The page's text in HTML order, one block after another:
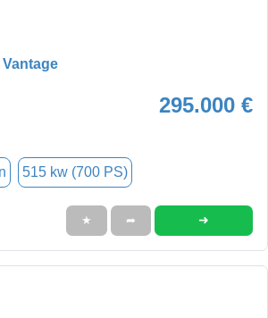
295.000 €
515 kw (700 PS)
★ ➦ ➜